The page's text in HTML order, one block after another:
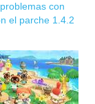
con
el parche 1.4.2